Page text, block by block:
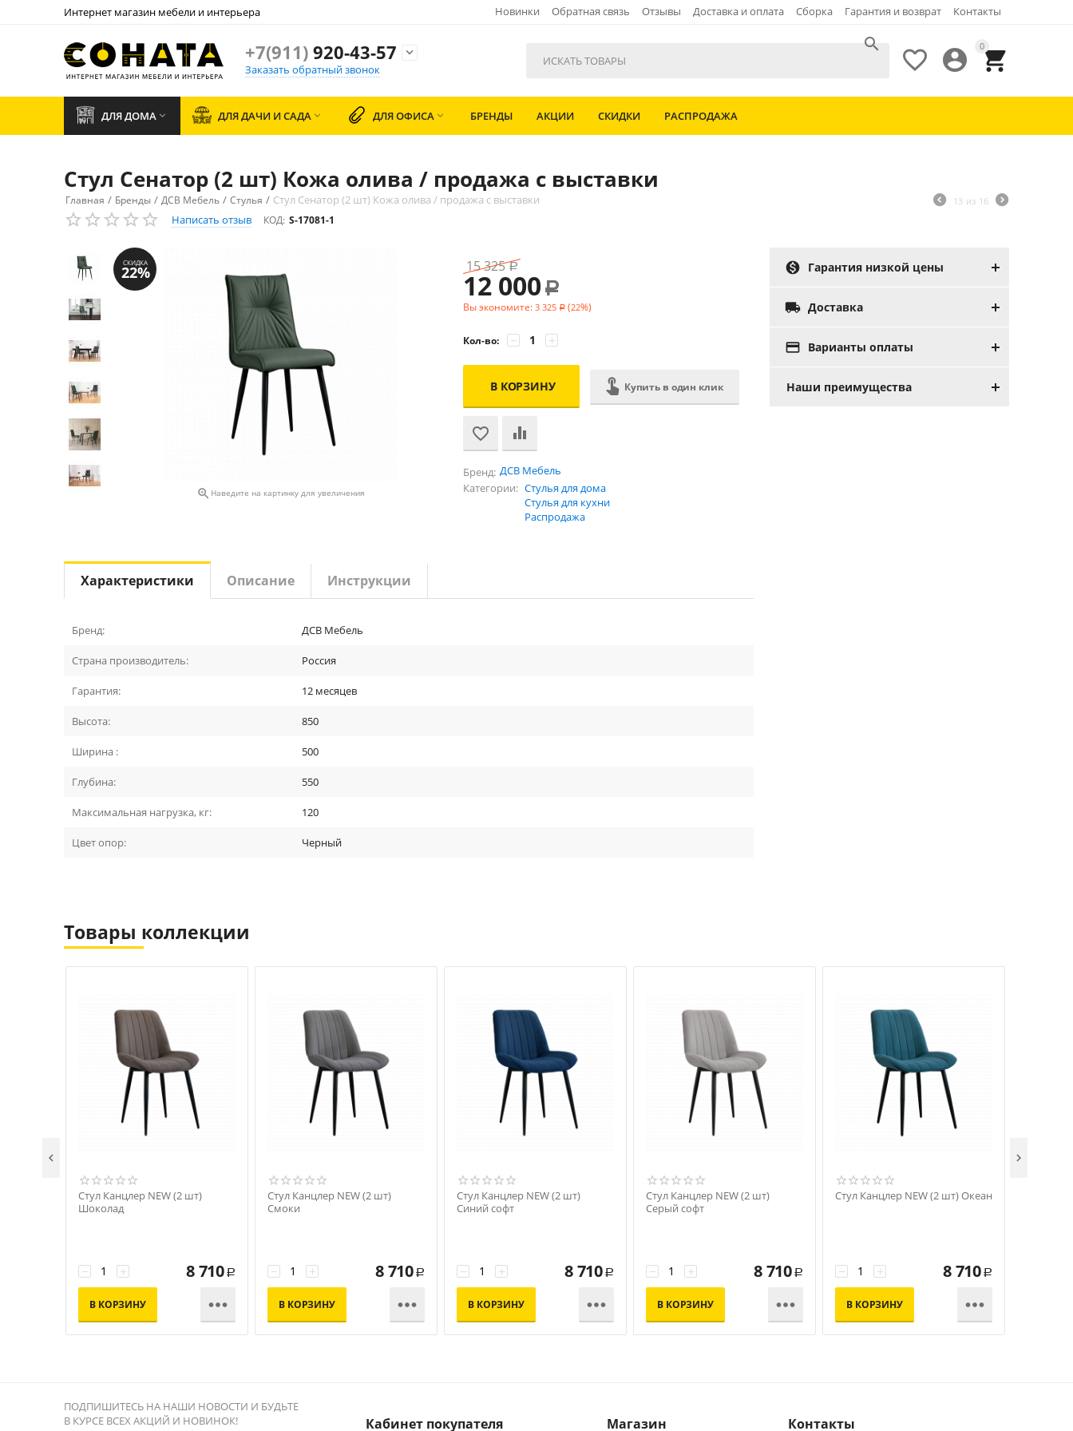
Интернет магазин мебели и интерьера Новинки Обратная связь Отзывы Доставка и оплата Сборка Гарантия и возврат Контакты
+7(911)920-43-57

Заказать обратный звонок
0



ДЛЯ ДОМА  ДЛЯ ДАЧИ И САДА  ДЛЯ ОФИСА  БРЕНДЫ АКЦИИ СКИДКИ РАСПРОДАЖА
Стул Сенатор (2 шт) Кожа олива / продажа с выставки
Главная / Бренды / ДСВ Мебель / Стулья / Стул Сенатор (2 шт) Кожа олива / продажа с выставки 13 из 16
Написать отзыв КОД: S-17081-1
СКИДКА
22%
 Наведите на картинку для увеличения
15 325 Р
12 000 Р
Вы экономите: 3 325 Р (22%)
Кол-во: +
−
В КОРЗИНУ Купить в один клик
Бренд: ДСВ Мебель
Категории: Стулья для дома
Стулья для кухни
Распродажа
 Гарантия низкой цены
 Доставка
 Варианты оплаты
Наши преимущества
Характеристики Описание Инструкции
Бренд: ДСВ Мебель
Страна производитель: Россия
Гарантия: 12 месяцев
Высота: 850
Ширина : 500
Глубина: 550
Максимальная нагрузка, кг: 120
Цвет опор: Черный
Товары коллекции
Стул Канцлер NEW (2 шт)
Шоколад
+
− 8 710 Р
В КОРЗИНУ 
Стул Канцлер NEW (2 шт)
Смоки
+
− 8 710 Р
В КОРЗИНУ 
Стул Канцлер NEW (2 шт)
Синий софт
+
− 8 710 Р
В КОРЗИНУ 
Стул Канцлер NEW (2 шт)
Серый софт
+
− 8 710 Р
В КОРЗИНУ 
Стул Канцлер NEW (2 шт) Океан
+
− 8 710 Р
В КОРЗИНУ 
 
ПОДПИШИТЕСЬ НА НАШИ НОВОСТИ И БУДЬТЕ
В КУРСЕ ВСЕХ АКЦИЙ И НОВИНОК!
Кабинет покупателя Магазин Контакты